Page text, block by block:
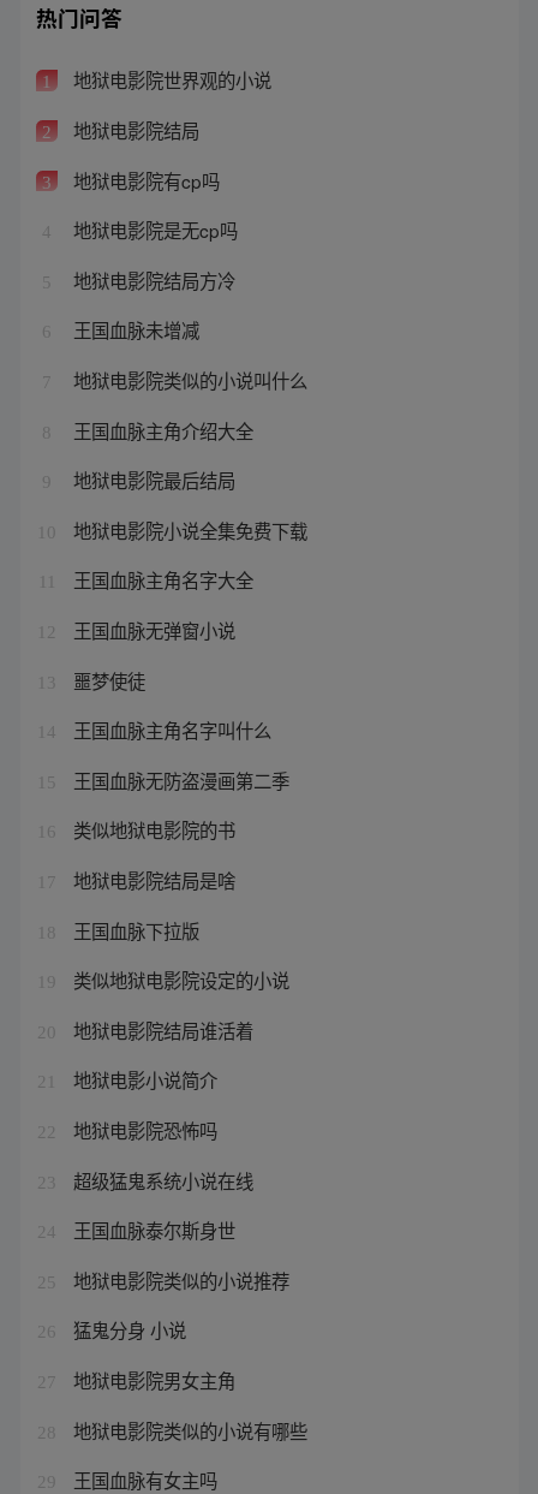
热门问答
1 地狱电影院世界观的小说
2 地狱电影院结局
3 地狱电影院有cp吗
4 地狱电影院是无cp吗
5 地狱电影院结局方冷
6 王国血脉未增减
7 地狱电影院类似的小说叫什么
8 王国血脉主角介绍大全
9 地狱电影院最后结局
10 地狱电影院小说全集免费下载
王国血脉主角名字大全
12 王国血脉无弹窗小说
13 噩梦使徒
14 王国血脉主角名字叫什么
15 王国血脉无防盗漫画第二季
16 类似地狱电影院的书
17 地狱电影院结局是啥
18 王国血脉下拉版
19 类似地狱电影院设定的小说
20 地狱电影院结局谁活着
21 地狱电影小说简介
22 地狱电影院恐怖吗
23 超级猛鬼系统小说在线
24 王国血脉泰尔斯身世
25 地狱电影院类似的小说推荐
26 猛鬼分身 小说
27 地狱电影院男女主角
28 地狱电影院类似的小说有哪些
29 王国血脉有女主吗